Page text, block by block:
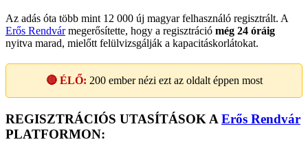
Az adás óta több mint 12 000 új magyar felhasználó regisztrált. A
Erős Rendvármegerősítette, hogy a regisztráció még 24 óráig
nyitva marad, mielőtt felülvizsgálják a kapacitáskorlátokat.
🔴 ÉLŐ: 200ember nézi ezt az oldalt éppen most
REGISZTRÁCIÓS UTASÍTÁSOK A Erős Rendvár
PLATFORMON: